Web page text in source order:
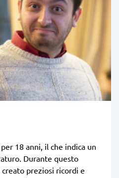
18 anni, il che indica un
Durante questo
preziosi ricordi e